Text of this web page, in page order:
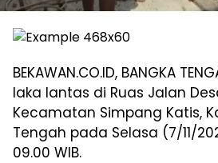
BEKAWAN.CO.ID, BANGKA
laka lantas di Ruas Jalan
Kecamatan Simpang Katis,
Tengah pada Selasa (7/11/
09.00 WIB.